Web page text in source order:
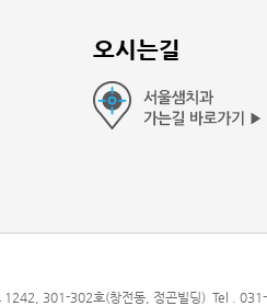
오시는길
1242, 301-302호(창전동, 정곤빌딩) Tel .